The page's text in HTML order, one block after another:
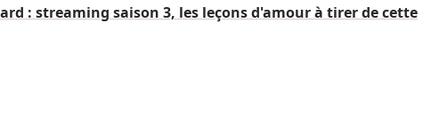
: streaming saison 3, les leçons d'amour à tirer de cette